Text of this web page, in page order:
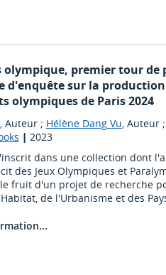
olympique, premier tour de
d'enquête sur la production
olympiques de Paris 2024
, Auteur ; Hélène Dang Vu, Auteur ;
| 2023
dans une collection dont
des Jeux Olympiques et
fruit d'un projet de recherche
de l'Urbanisme et des